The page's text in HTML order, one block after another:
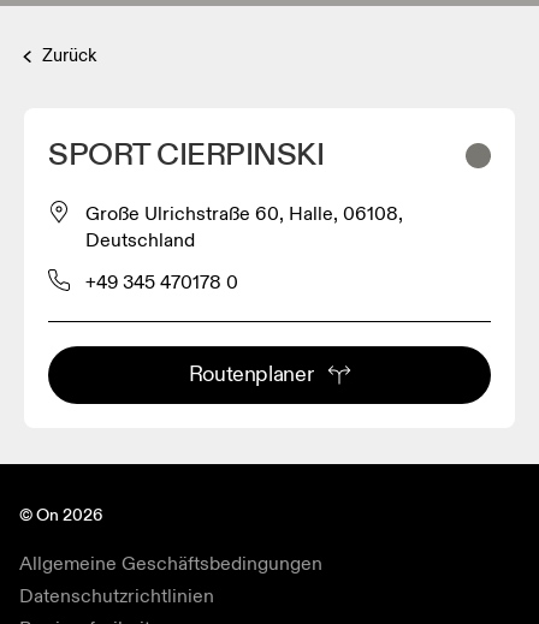
Zurück
SPORT CIERPINSKI
Große Ulrichstraße 60, Halle, 06108,
Deutschland
+49 345 470178 0
Routenplaner
© On 2026
Allgemeine Geschäftsbedingungen
Datenschutzrichtlinien